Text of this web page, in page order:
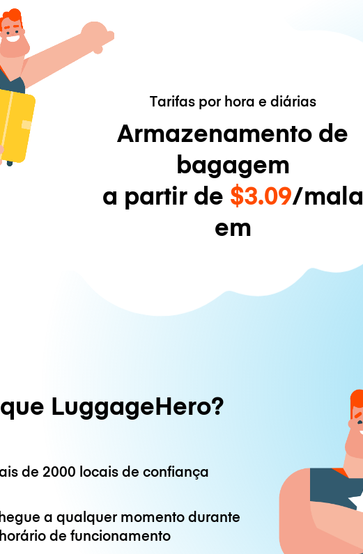
Tarifas por hora e diárias
Armazenamento de
bagagem
a partir de $3.09/mala
em
LuggageHero?
de 2000 locais de confiança
a qualquer momento durante
de funcionamento